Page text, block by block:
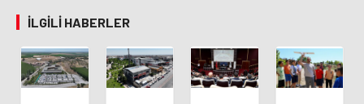
İLGILI HABERLER